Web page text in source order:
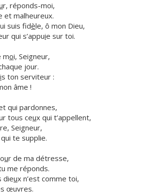
r, réponds-moi,
et malheureux.
suis fidèle, ô mon Dieu,
qui s’appuie sur toi.
moi, Seigneur,
jour.
is ton serviteur :
âme !
qui pardonnes,
tous ceux qui t’appellent,
re, Seigneur,
te supplie.
ur de ma détresse,
me réponds.
dieux n’est comme toi,
œuvres.